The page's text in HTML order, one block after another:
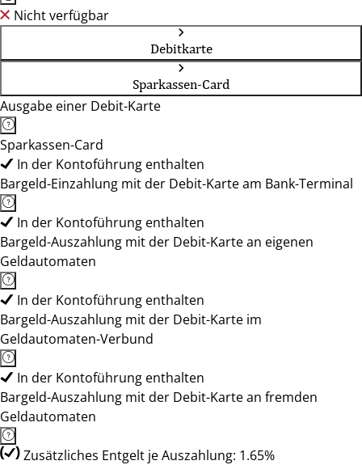
Nicht verfügbar
Debitkarte
Sparkassen-Card
Ausgabe einer Debit-Karte
Sparkassen-Card
In der Kontoführung enthalten
Bargeld-Einzahlung mit der Debit-Karte am Bank-Terminal
In der Kontoführung enthalten
Bargeld-Auszahlung mit der Debit-Karte an eigenen
Geldautomaten
In der Kontoführung enthalten
Bargeld-Auszahlung mit der Debit-Karte im
Geldautomaten-Verbund
In der Kontoführung enthalten
Bargeld-Auszahlung mit der Debit-Karte an fremden
Geldautomaten
Zusätzliches Entgelt je Auszahlung: 1.65%